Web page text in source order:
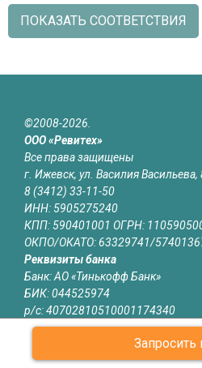
Запросить
ПОКАЗАТЬ СООТВЕТСТВИЯ
©2008-2026.
ООО «Ревитех»
Все права защищены
г. Ижевск, ул. Василия Васильева,
8 (3412) 33-11-50
ИНН: 5905275240
КПП: 590401001 ОГРН:
ОКПО/ОКАТО: 63329741/
Реквизиты банка
Банк: АО «Тинькофф Банк»
БИК: 044525974
р/с: 40702810510001174340
к/с: 30101810145250000974
Юридическая информация
Информация на сайте